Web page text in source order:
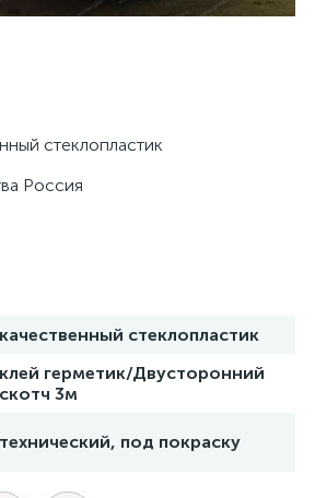
стеклопластик
Россия
качественный стеклопластик
клей герметик/Двусторонний
скотч 3м
технический, под покраску